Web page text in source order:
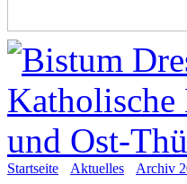
Startseite Aktuelles Archiv